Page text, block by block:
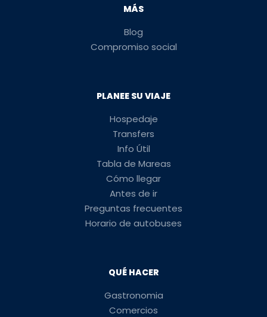
MÁS
Blog
Compromiso social
PLANEE SU VIAJE
Hospedaje
Transfers
Info Útil
Tabla de Mareas
Cómo llegar
Antes de ir
Preguntas frecuentes
Horario de autobuses
QUÉ HACER
Gastronomia
Comercios